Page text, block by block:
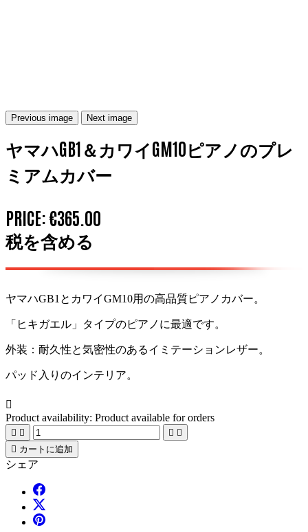
Previous image Next image
ヤマハGB1＆カワイGM10ピアノのプレ
ミアムカバー
PRICE:€365.00
税を含める
ヤマハGB1とカワイGM10用の高品質ピアノカバー。
「ヒキガエル」タイプのピアノに最適です。
外装：耐久性と気密性のあるイミテーションレザー。
パッド入りのインテリア。

Product availability: Product available for orders
   
 カートに追加
シェア